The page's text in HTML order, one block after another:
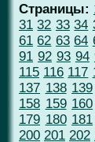
Страницы:
31 32 33 34
61 62 63 64
91 92 93 94
115 116 117
137 138 139
158 159 160
179 180 181
200 201 202